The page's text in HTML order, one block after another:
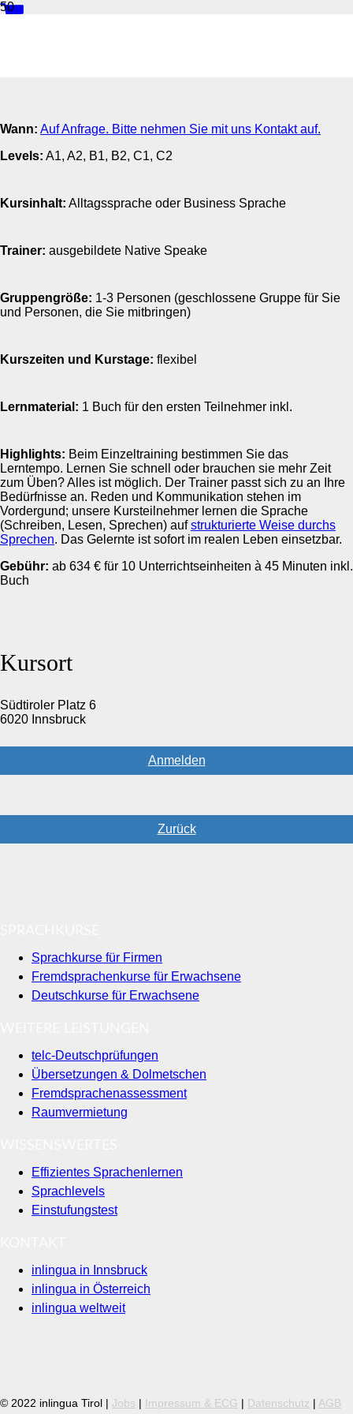
Wann: Auf Anfrage. Bitte nehmen Sie mit uns Kontakt auf.
Levels: A1, A2, B1, B2, C1, C2
Kursinhalt: Alltagssprache oder Business Sprache
Trainer: ausgebildete Native Speake
Gruppengröße: 1-3 Personen (geschlossene Gruppe für Sie
und Personen, die Sie mitbringen)
Kurszeiten und Kurstage: flexibel
Lernmaterial: 1 Buch für den ersten Teilnehmer inkl.
Highlights: Beim Einzeltraining bestimmen Sie das
Lerntempo. Lernen Sie schnell oder brauchen sie mehr Zeit
zum Üben? Alles ist möglich. Der Trainer passt sich zu an Ihre
Bedürfnisse an. Reden und Kommunikation stehen im
Vordergund; unsere Kursteilnehmer lernen die Sprache
(Schreiben, Lesen, Sprechen) aufstrukturierte Weise durchs
Sprechen. Das Gelernte ist sofort im realen Leben einsetzbar.
Gebühr: ab 634 € für 10 Unterrichtseinheiten à 45 Minuten inkl.
Buch
Kursort
Südtiroler Platz 6
6020 Innsbruck
Anmelden
Zurück
Sprachkurse für Firmen
Fremdsprachenkurse für Erwachsene
Deutschkurse für Erwachsene
telc-Deutschprüfungen
Übersetzungen & Dolmetschen
Fremdsprachenassessment
Raumvermietung
Effizientes Sprachenlernen
Sprachlevels
Einstufungstest
inlingua in Innsbruck
inlingua in Österreich
inlingua weltweit
© 2022 inlingua Tirol | Jobs | Impressum & ECG | Datenschutz | AGB